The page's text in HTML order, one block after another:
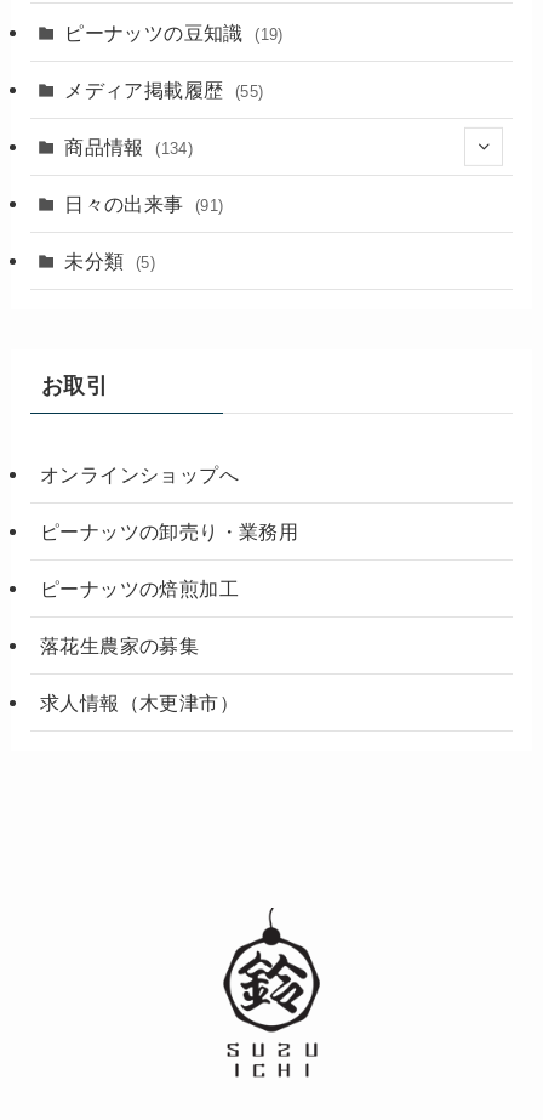
ピーナッツの豆知識 (19)
メディア掲載履歴 (55)
商品情報 (134)
(18)
日々の出来事 (91)
未分類 (5)
お取引
オンラインショップへ
ピーナッツの卸売り・業務用
ピーナッツの焙煎加工
落花生農家の募集
求人情報（木更津市）